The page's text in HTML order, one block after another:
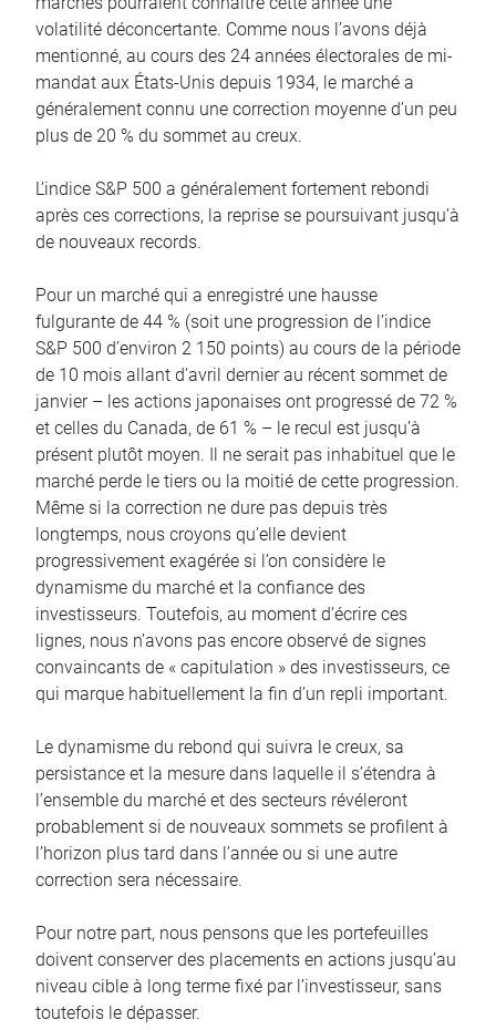
volatilité déconcertante. Comme nous l’avons déjà
mentionné, au cours des 24 années électorales de mi-
mandat aux États-Unis depuis 1934, le marché a
généralement connu une correction moyenne d’un peu
plus de 20 % du sommet au creux.
L’indice S&P 500 a généralement fortement rebondi
après ces corrections, la reprise se poursuivant jusqu’à
de nouveaux records.
Pour un marché qui a enregistré une hausse
fulgurante de 44 % (soit une progression de l’indice
S&P 500 d’environ 2 150 points) au cours de la période
de 10 mois allant d’avril dernier au récent sommet de
janvier – les actions japonaises ont progressé de 72 %
et celles du Canada, de 61 % – le recul est jusqu’à
présent plutôt moyen. Il ne serait pas inhabituel que le
marché perde le tiers ou la moitié de cette progression.
Même si la correction ne dure pas depuis très
longtemps, nous croyons qu’elle devient
progressivement exagérée si l’on considère le
dynamisme du marché et la confiance des
investisseurs. Toutefois, au moment d’écrire ces
lignes, nous n’avons pas encore observé de signes
convaincants de « capitulation » des investisseurs, ce
qui marque habituellement la fin d’un repli important.
Le dynamisme du rebond qui suivra le creux, sa
persistance et la mesure dans laquelle il s’étendra à
l’ensemble du marché et des secteurs révéleront
probablement si de nouveaux sommets se profilent à
l’horizon plus tard dans l’année ou si une autre
correction sera nécessaire.
Pour notre part, nous pensons que les portefeuilles
doivent conserver des placements en actions jusqu’au
niveau cible à long terme fixé par l’investisseur, sans
toutefois le dépasser.